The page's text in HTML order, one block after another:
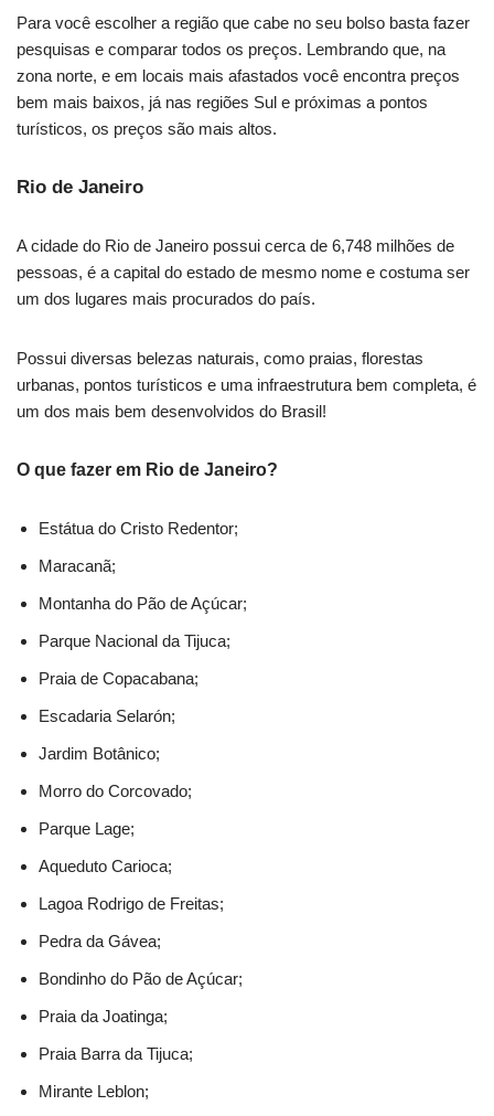
Para você escolher a região que cabe no seu bolso basta fazer
pesquisas e comparar todos os preços. Lembrando que, na
zona norte, e em locais mais afastados você encontra preços
bem mais baixos, já nas regiões Sul e próximas a pontos
turísticos, os preços são mais altos.
Rio de Janeiro
A cidade do Rio de Janeiro possui cerca de 6,748 milhões de
pessoas, é a capital do estado de mesmo nome e costuma ser
um dos lugares mais procurados do país.
Possui diversas belezas naturais, como praias, florestas
urbanas, pontos turísticos e uma infraestrutura bem completa, é
um dos mais bem desenvolvidos do Brasil!
O que fazer em Rio de Janeiro?
Estátua do Cristo Redentor;
Maracanã;
Montanha do Pão de Açúcar;
Parque Nacional da Tijuca;
Praia de Copacabana;
Escadaria Selarón;
Jardim Botânico;
Morro do Corcovado;
Parque Lage;
Aqueduto Carioca;
Lagoa Rodrigo de Freitas;
Pedra da Gávea;
Bondinho do Pão de Açúcar;
Praia da Joatinga;
Praia Barra da Tijuca;
Mirante Leblon;